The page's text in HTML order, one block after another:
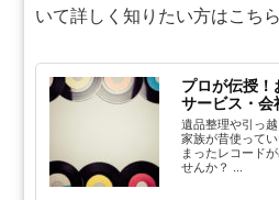
いて詳しく知りたい方はこち
プロが伝授！
サービス・会
遺品整理や引っ
家族が昔使って
まったレコード
せんか？ ...